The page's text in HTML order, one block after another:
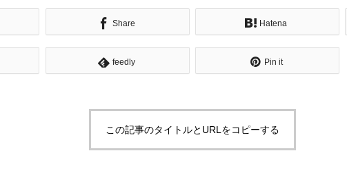
Share Hatena
feedly Pin it
この記事のタイトルとURLをコピーする